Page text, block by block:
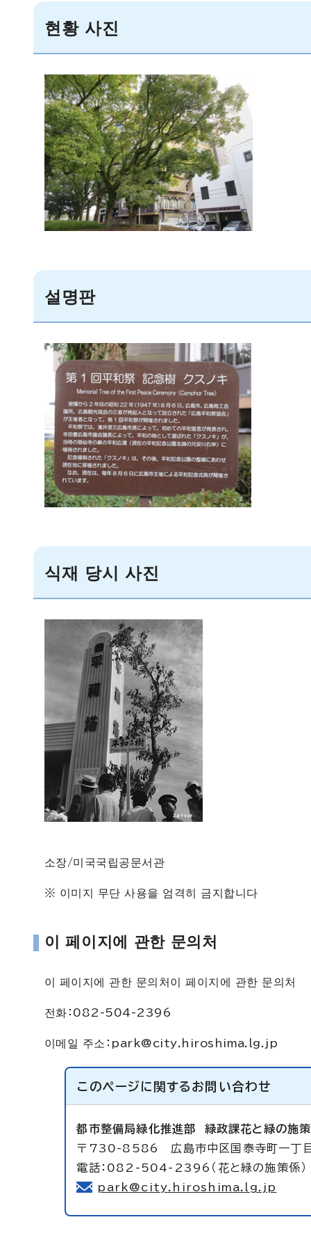
현황 사진
설명판
식재 당시 사진
소장/미국국립공문서관
※ 이미지 무단 사용을 엄격히 금지합니다
이 페이지에 관한 문의처
이 페이지에 관한 문의처이 페이지에 관한 문의처
전화：082-504-2396
이메일 주소： park@city.hiroshima.lg.jp
このページに関する お問い合わせ
都市整備局緑化推進部 緑政課花と緑の施
〒730-8586 広島市中区国泰寺町一丁
電話：082-504-2396（花と緑の施策係）
park@city.hiroshima.lg.jp